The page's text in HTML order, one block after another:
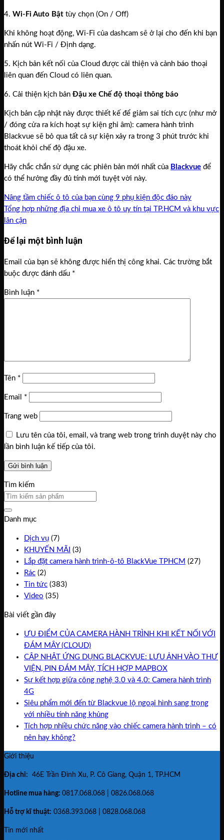
4. Wi-Fi Auto Bật tùy chọn (On / Off)
Khi không hoạt động, Wi-Fi của dashcam sẽ ở lại cho đến khi bạn
nhấn nút Wi-Fi / Định dạng.
5. Kịch bản kết nối của Cloud được cải thiện và cảnh báo thoại
liên quan đến Cloud có liên quan.
6. Cải thiện kịch bản Đậu xe Chế độ thoại thông báo
Kịch bản cập nhật này được thiết kế để giảm sai tích cực (như mở
/ đóng cửa ra kích hoạt sự kiện ghi âm): camera hành trình
Blackvue sẽ bỏ qua tất cả sự kiện xảy ra trong 3 phút trước khi
thoát khỏi chế độ đậu xe.
Hãy chắc chắn sử dụng các phiên bản mới nhất của Blackvue để
có thể hưởng đầy đủ tính mới tuyệt vời này.
Nâng tầm chiếc ô tô của bạn cùng 9 phụ kiện độc đáo này
Tổng hợp những địa chỉ mua xe ô tô uy tín tại TP.HCM và khu vực
lân cận
Để lại một bình luận
Email của bạn sẽ không được hiển thị công khai. Các trường bắt
buộc được đánh dấu *
Bình luận *
Tên *
Email *
Trang web
Lưu tên của tôi, email, và trang web trong trình duyệt này cho
lần bình luận kế tiếp của tôi.
Tìm kiếm
Danh mục
Dịch vụ (7)
KHUYẾN MÃI (3)
Lắp đặt camera hành trình-ô-tô BlackVue TPHCM (27)
Rác (2)
Tin tức (383)
Video (35)
Bài viết gần đây
ƯU ĐIỂM CỦA CAMERA HÀNH TRÌNH KHI KẾT NỐI VỚI
ĐÁM MÂY (CLOUD)
CẬP NHẬT ỨNG DỤNG BLACKVUE: LƯU ẢNH VÀO THƯ
VIỆN, PIN ĐÁM MÂY, TÍCH HỢP MAPBOX
Sự kết hợp giữa công nghệ 3.0 và 4.0: Camera hành trình
4G
Siêu phẩm mới đến từ Blackvue lộ ngoại hình sang trọng
với nhiều tính năng khủng
Tích hợp nhiều chức năng vào chiếc camera hành trình – có
nên hay không?
Giới thiệu
Địa chỉ: 46E Trần Đình Xu, P. Cô Giang, Quận 1, TP.HCM
Hotline mua hàng: 0817.068.068 | 0826.068.068
Hỗ trợ kĩ thuật: 0368.393.068 | 0828.068.068
Tin mới nhất